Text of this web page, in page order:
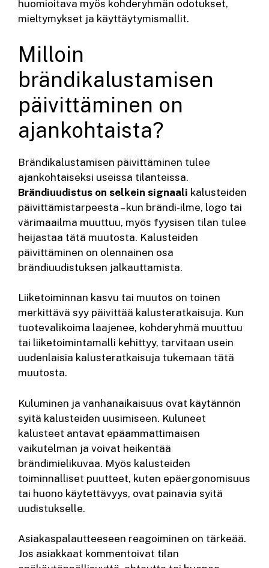
huomioitava myös kohderyhmän odotukset,
mieltymykset ja käyttäytymismallit.
Milloin
brändikalustamisen
päivittäminen on
ajankohtaista?
Brändikalustamisen päivittäminen tulee
ajankohtaiseksi useissa tilanteissa.
Brändiuudistus on selkein signaali kalusteiden
päivittämistarpeesta – kun brändi-ilme, logo tai
värimaailma muuttuu, myös fyysisen tilan tulee
heijastaa tätä muutosta. Kalusteiden
päivittäminen on olennainen osa
brändiuudistuksen jalkauttamista.
Liiketoiminnan kasvu tai muutos on toinen
merkittävä syy päivittää kalusteratkaisuja. Kun
tuotevalikoima laajenee, kohderyhmä muuttuu
tai liiketoimintamalli kehittyy, tarvitaan usein
uudenlaisia kalusteratkaisuja tukemaan tätä
muutosta.
Kuluminen ja vanhanaikaisuus ovat käytännön
syitä kalusteiden uusimiseen. Kuluneet
kalusteet antavat epäammattimaisen
vaikutelman ja voivat heikentää
brändimielikuvaa. Myös kalusteiden
toiminnalliset puutteet, kuten epäergonomisuus
tai huono käytettävyys, ovat painavia syitä
uudistukselle.
Asiakaspalautteeseen reagoiminen on tärkeää.
Jos asiakkaat kommentoivat tilan